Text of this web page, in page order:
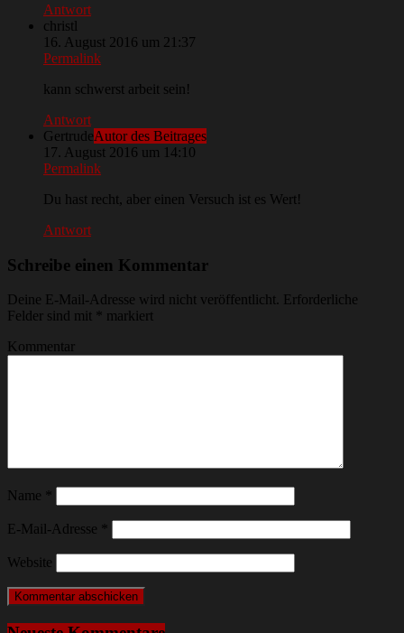
Antwort
christl
16. August 2016 um 21:37
Permalink
kann schwerst arbeit sein!
Antwort
GertrudeAutor des Beitrages
17. August 2016 um 14:10
Permalink
Du hast recht, aber einen Versuch ist es Wert!
Antwort
Schreibe einen Kommentar
Deine E-Mail-Adresse wird nicht veröffentlicht.
Erforderliche
Felder sind mit
markiert
Kommentar
Name
E-Mail-Adresse
Website